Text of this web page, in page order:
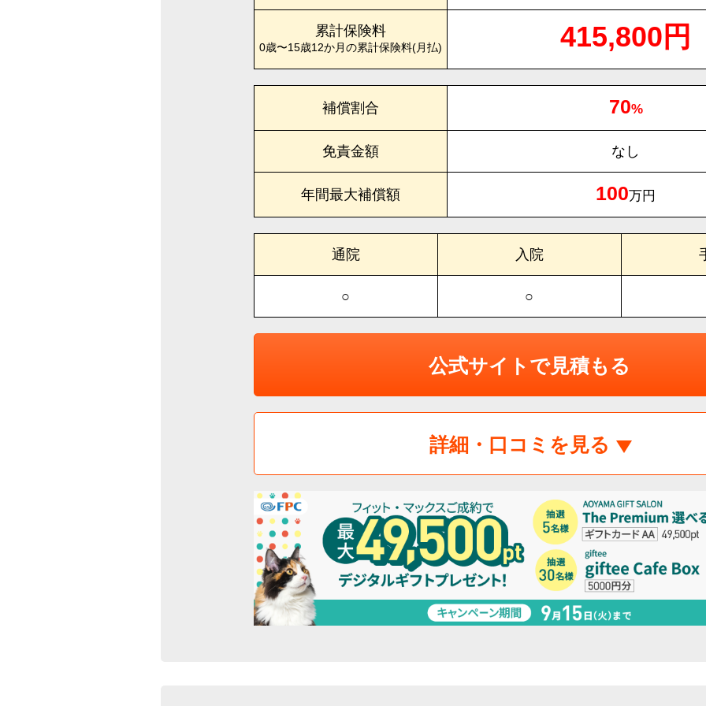
累計保険料
0歳〜15歳12か月 の累計保険料(月払) 415,800円
補償割合 70%
免責金額 なし
年間最大補償額 100万円
通院 入院
○ ○
公式サイトで見積もる
詳細・口コミを見る